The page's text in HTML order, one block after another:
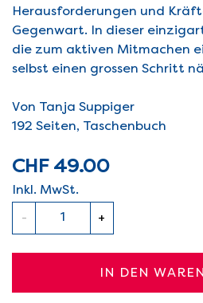
Herausforderungen und
Gegenwart. In dieser
die zum aktiven Mitmachen
selbst einen grossen Schritt
Von Tanja Suppiger
192 Seiten, Taschenbuch
CHF 49.00
Inkl. MwSt.
Anzahl
- +
IN DEN